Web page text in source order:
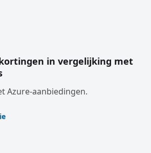
in vergelijking met
Azure-aanbiedingen.